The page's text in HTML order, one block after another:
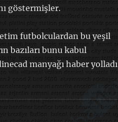
göstermişler.
futbolculardan bu yeşil
bazıları bunu kabul
manyağı haber yolladı